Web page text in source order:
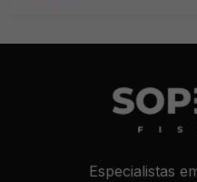
Especialistas